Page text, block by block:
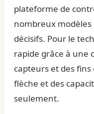
plateforme de
nombreux
décisifs. Pour le
rapide grâce à une
capteurs et des fins
flèche et des
seulement.